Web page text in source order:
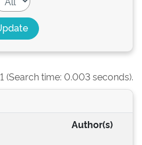
(Search time: 0.003 seconds).
Author(s)